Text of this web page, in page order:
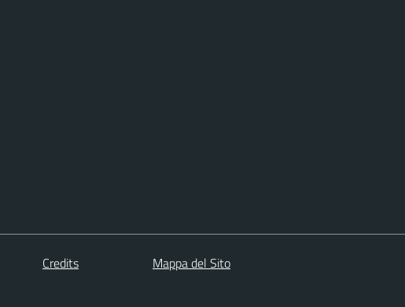
Credits Mappa del Sito